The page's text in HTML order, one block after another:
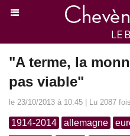
"A terme, la
pas viable"
le 23/10/2013 à 10:45 | Lu 2087 fois
1914-2014 allemagne